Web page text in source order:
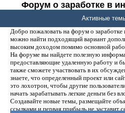
Форум о заработке в
Добро пожаловать на форум о заработке
можно найти подходящий вариант
высоким доходом помимо основной
На форуме вы найдете полезную
предоставляющие удаленную работу и
также сможете участвовать в их
знаете, что определенный проект или
это лохотрон, чтобы другие
начать зарабатывать легкие деньги без
Создавайте новые темы, размещайте
ссылками и первая прибыль не заставит
Активные